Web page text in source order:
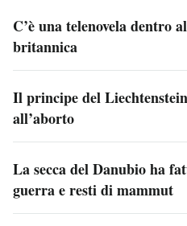
C’è una telenovela dentro
britannica
Il principe del
all’aborto
La secca del Danubio ha
guerra e resti di mammut